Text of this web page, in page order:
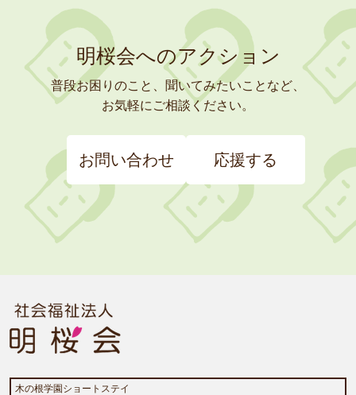
明桜会へのアクション
普段お困りのこと、聞いてみたいことなど、
お気軽にご相談ください。
お問い合わせ 応援する
木の根学園ショートステイ